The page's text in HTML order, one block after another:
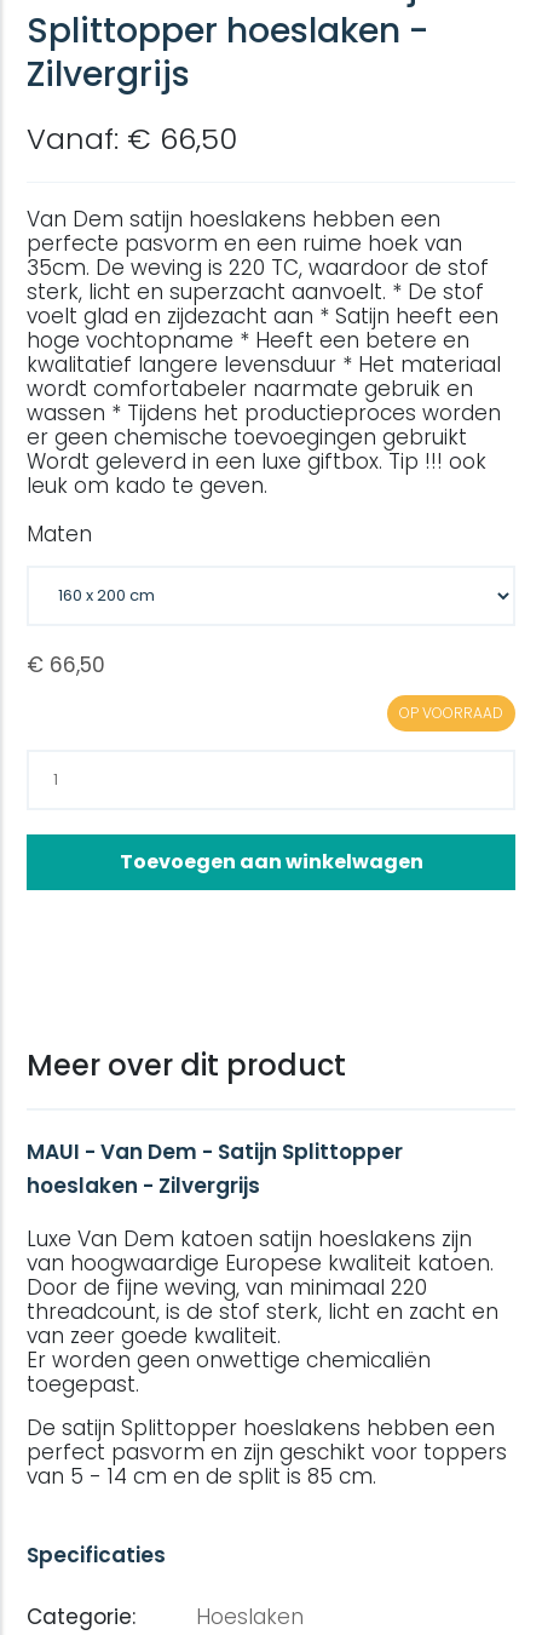
Splittopper hoeslaken -
Zilvergrijs
Vanaf: € 66,50
Van Dem satijn hoeslakens hebben een
perfecte pasvorm en een ruime hoek van
35cm. De weving is 220 TC, waardoor de stof
sterk, licht en superzacht aanvoelt. * De stof
voelt glad en zijdezacht aan * Satijn heeft een
hoge vochtopname * Heeft een betere en
kwalitatief langere levensduur * Het materiaal
wordt comfortabeler naarmate gebruik en
wassen * Tijdens het productieproces worden
er geen chemische toevoegingen gebruikt
Wordt geleverd in een luxe giftbox. Tip !!! ook
leuk om kado te geven.
Maten
OP VOORRAAD
Toevoegen aan winkelwagen
Meer over dit product
MAUI - Van Dem - Satijn Splittopper
hoeslaken - Zilvergrijs
Luxe Van Dem katoen satijn hoeslakens zijn
van hoogwaardige Europese kwaliteit katoen.
Door de fijne weving, van minimaal 220
threadcount, is de stof sterk, licht en zacht en
van zeer goede kwaliteit.
Er worden geen onwettige chemicaliën
toegepast.
De satijn Splittopper hoeslakens hebben een
perfect pasvorm en zijn geschikt voor toppers
van 5 - 14 cm en de split is 85 cm.
Specificaties
Categorie: Hoeslaken